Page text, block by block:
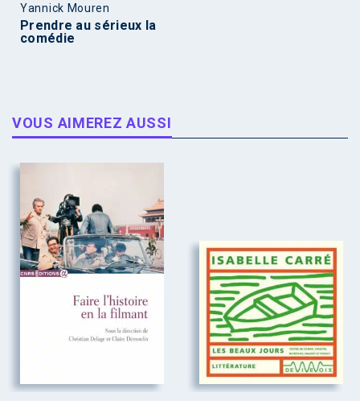
Yannick Mouren
Prendre au sérieux la
comédie
VOUS AIMEREZ AUSSI